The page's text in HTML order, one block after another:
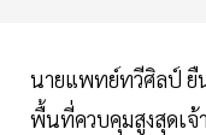
นายแพทย์ทวีศิลป์ ยื
พื้นที่ควบคุมสูงสุดเจ้